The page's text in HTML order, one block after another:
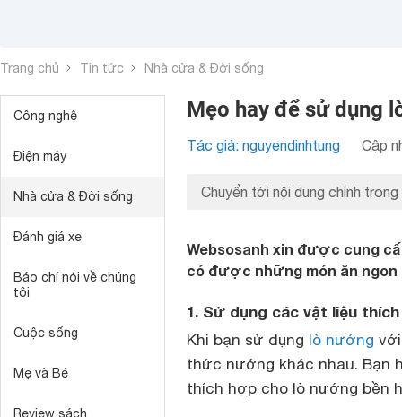
Trang chủ Tin tức Nhà cửa & Đời sống
Công nghệ
Điện máy
Nhà cửa & Đời sống
Đánh giá xe
Báo chí nói về chúng
tôi
Cuộc sống
Mẹ và Bé
Review sách
Mẹo hay để sử dụng
Tác giả: nguyendinhtung Cập
Chuyển tới nội dung chính trong
Websosanh xin được cung
có được những món ăn ngon
1. Sử dụng các vật liệu
Khi bạn sử dụng lò nướng
thức nướng khác nhau. Bạn
thích hợp cho lò nướng bền